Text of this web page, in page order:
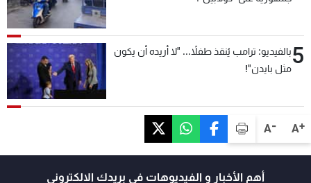
A+
A-
5بالفيديو: ترامب يُنقذ طفلاً... "لا أريده أن يكون
مثل بايدن"!
أهم الأخبار و الفيديوهات في بريدك الالكتروني